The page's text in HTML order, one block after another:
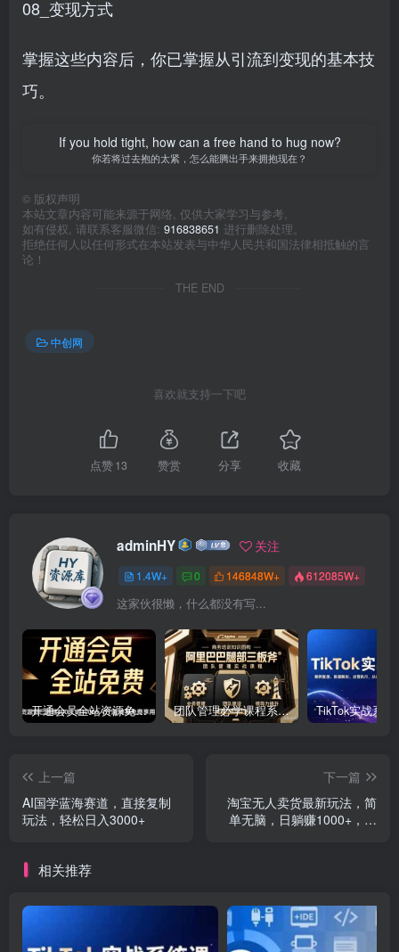
08_变现方式
掌握这些内容后，你已掌握从引流到变现的基本技
巧。
If you hold tight, how can a free hand to hug now?
你若将过去抱的太紧，怎么能腾出手来拥抱现在？
© 版权声明
本站文章内容可能来源于网络, 仅供大家学习与参考,
如有侵权, 请联系客服微信: 916838651 进行删除处理。
拒绝任何人以任何形式在本站发表与中华人民共和国法律相抵触的言
论！
THE END
中创网
喜欢就支持一下吧
点赞13 赞赏 分享 收藏
adminHY 关注
1.4W+ 0 146848W+ 612085W+
这家伙很懒，什么都没有写...
开通会员全站资源免费下载 开通VIP会员 HY资源库 团队管理必学课程系列，阿里巴巴“腿部三板斧”
上一篇
AI国学蓝海赛道，直接复制
玩法，轻松日入3000+
下一篇
淘宝无人卖货最新玩法，简
单无脑，日躺赚1000+，国
相关推荐